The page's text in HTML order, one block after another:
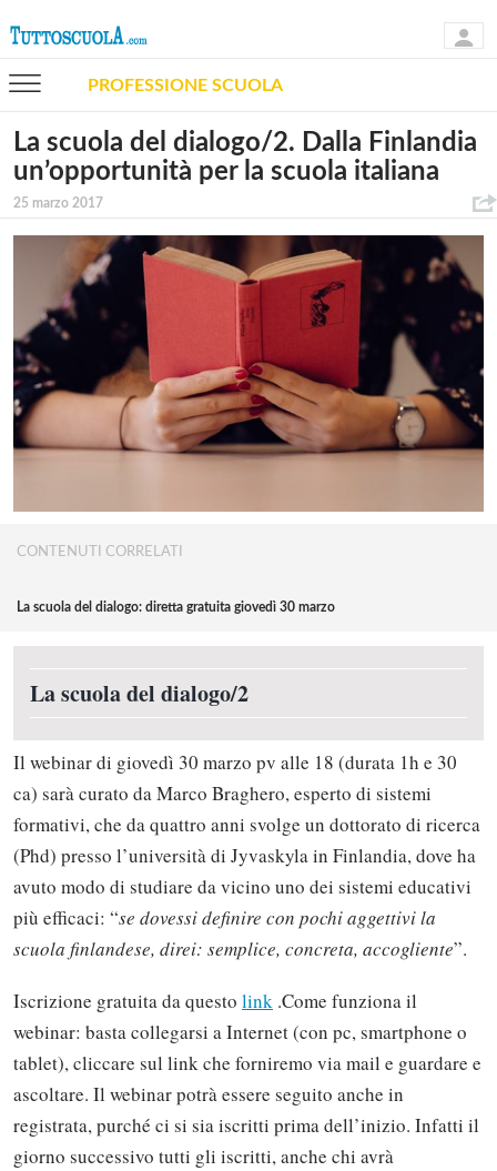
PROFESSIONE SCUOLA
La scuola del dialogo/2. Dalla Finlandia
un’opportunità per la scuola italiana
25 marzo 2017
CONTENUTI CORRELATI
La scuola del dialogo: diretta gratuita giovedì 30 marzo
La scuola del dialogo/2
Il webinar di giovedì 30 marzo pv alle 18 (durata 1h e 30
ca) sarà curato da Marco Braghero, esperto di sistemi
formativi, che da quattro anni svolge un dottorato di ricerca
(Phd) presso l’università di Jyvaskyla in Finlandia, dove ha
avuto modo di studiare da vicino uno dei sistemi educativi
più efficaci: “se dovessi definire con pochi aggettivi la
scuola finlandese, direi: semplice, concreta, accogliente”.
Iscrizione gratuita da questo link .Come funziona il
webinar: basta collegarsi a Internet (con pc, smartphone o
tablet), cliccare sul link che forniremo via mail e guardare e
ascoltare. Il webinar potrà essere seguito anche in
registrata, purché ci si sia iscritti prima dell’inizio. Infatti il
giorno successivo tutti gli iscritti, anche chi avrà